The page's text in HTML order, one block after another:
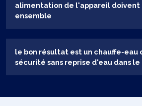
alimentation de l'appareil doivent
ensemble
le bon résultat est un chauffe-eau
sécurité sans reprise d'eau dans